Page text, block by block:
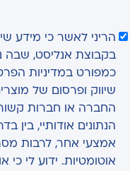
הריני לאשר כי מידע
בקבוצת אנליסט, שבה
כמפורט במדיניות
שיווק ופרסום של
החברה או חברות
הנתונים אודותיי, בין
אמצעי אחר, לרבות
אוטומטיות. ידוע לי